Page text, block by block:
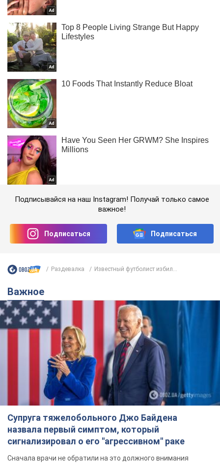
Подписывайся на наш Instagram! Получай только самое
важное!
Подписаться Подписаться
Раздевалка Известный футболист избил...
Важное
Супруга тяжелобольного Джо Байдена
назвала первый симптом, который
сигнализировал о его "агрессивном" раке
Сначала врачи не обратили на это должного внимания